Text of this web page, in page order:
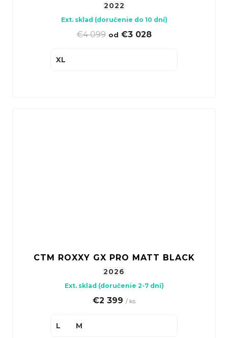
2022
Ext. sklad (doručenie do 10 dní)
€4 099| od €3 028
XL
CTM ROXXY GX PRO MATT BLACK
2026
Ext. sklad (doručenie 2-7 dní)
€2 399 / ks
L M